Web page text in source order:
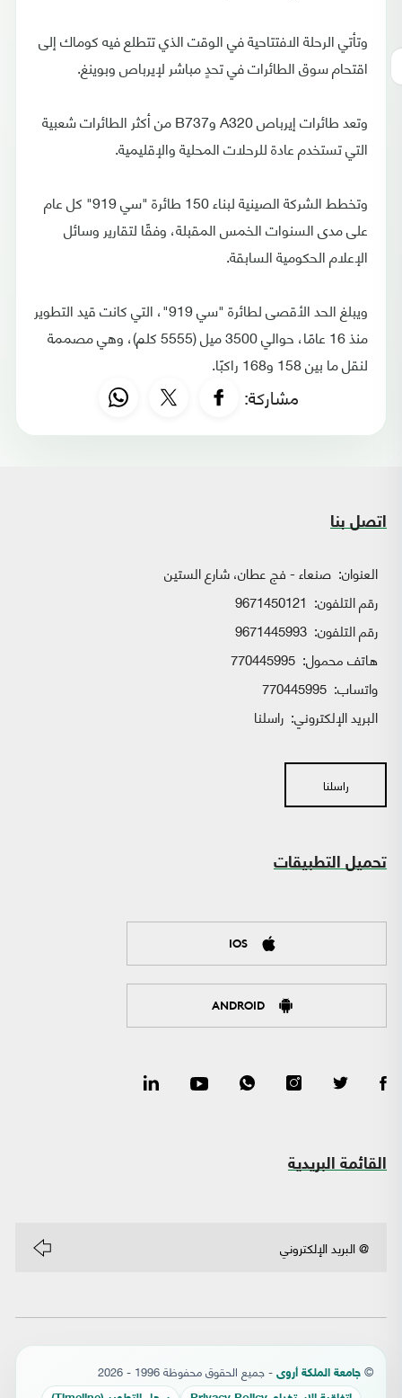
وتأتي الرحلة الافتتاحية في الوقت الذي تتطلع فيه كوماك إلى
اقتحام سوق الطائرات في تحدٍ مباشر لإيرباص وبوينغ.
وتعد طائرات إيرباص A320 وB737 من أكثر الطائرات شعبية
التي تستخدم عادة للرحلات المحلية والإقليمية.
وتخطط الشركة الصينية لبناء 150 طائرة "سي 919" كل عام
على مدى السنوات الخمس المقبلة، وفقًا لتقارير وسائل
الإعلام الحكومية السابقة.
ويبلغ الحد الأقصى لطائرة "سي 919"، التي كانت قيد التطوير
منذ 16 عامًا، حوالي 3500 ميل (5555 كلم)، وهي مصممة
لنقل ما بين 158 و168 راكبًا.
مشاركة:
اتصل بنا
العنوان: صنعاء - فج عطان، شارع الستين
رقم التلفون: 9671450121
رقم التلفون: 9671445993
هاتف محمول: 770445995
واتساب:
البريد الإلكتروني: راسلنا
راسلنا
تحميل التطبيقات
IOS
ANDROID
القائمة البريدية
© جامعة الملكة أروى - جميع الحقوق محفوظة 1996 - 2026